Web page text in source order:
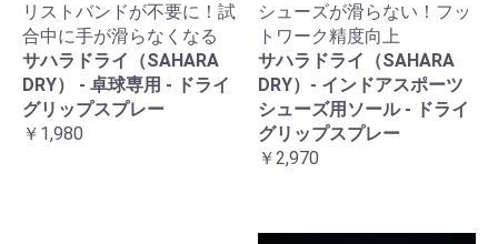
リストバンドが不要に！試
合中に手が滑らなくなる
サハラドライ（SAHARA
DRY） - 卓球専用 - ドライ
グリップスプレー
￥1,980
シューズが滑らない！フッ
トワーク精度向上
サハラドライ（SAHARA
DRY）- インドアスポーツ
シューズ用ソール - ドライ
グリップスプレー
￥2,970